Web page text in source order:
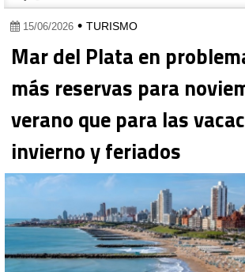
15/06/2026• TURISMO
Mar del Plata en
más reservas para
verano que para las
invierno y feriados